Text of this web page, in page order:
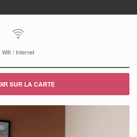
Wifi / Internet
SUR LA CARTE